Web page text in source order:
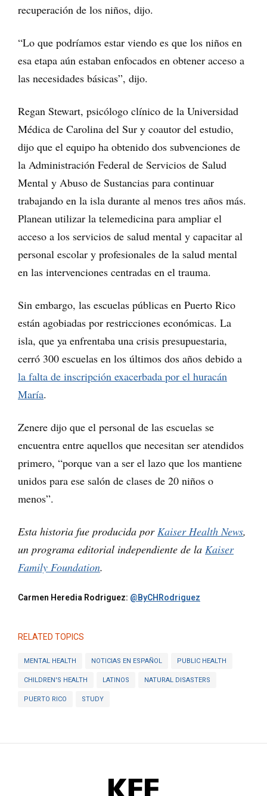
recuperación de los niños, dijo.
“Lo que podríamos estar viendo es que los niños en
esa etapa aún estaban enfocados en obtener acceso a
las necesidades básicas”, dijo.
Regan Stewart, psicólogo clínico de la Universidad
Médica de Carolina del Sur y coautor del estudio,
dijo que el equipo ha obtenido dos subvenciones de
la Administración Federal de Servicios de Salud
Mental y Abuso de Sustancias para continuar
trabajando en la isla durante al menos tres años más.
Planean utilizar la telemedicina para ampliar el
acceso a los servicios de salud mental y capacitar al
personal escolar y profesionales de la salud mental
en las intervenciones centradas en el trauma.
Sin embargo, las escuelas públicas en Puerto Rico
están agobiadas por restricciones económicas. La
isla, que ya enfrentaba una crisis presupuestaria,
cerró 300 escuelas en los últimos dos años debido a
la falta de inscripción exacerbada por el huracán
María.
Zenere dijo que el personal de las escuelas se
encuentra entre aquellos que necesitan ser atendidos
primero, “porque van a ser el lazo que los mantiene
unidos para ese salón de clases de 20 niños o
menos”.
Esta historia fue producida porKaiser Health News,
un programa editorial independiente de la Kaiser
Family Foundation.
Carmen Heredia Rodriguez: @ByCHRodriguez
RELATED TOPICS
MENTAL HEALTH NOTICIAS EN ESPAÑOL PUBLIC HEALTH
CHILDREN'S HEALTH LATINOS NATURAL DISASTERS
PUERTO RICO STUDY
KFF